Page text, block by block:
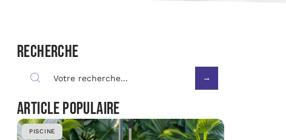
Recherche
Article populaire
PISCINE